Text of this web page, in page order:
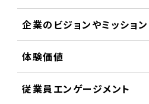
企業のビジョンやミッション
体験価値
従業員エンゲージメント